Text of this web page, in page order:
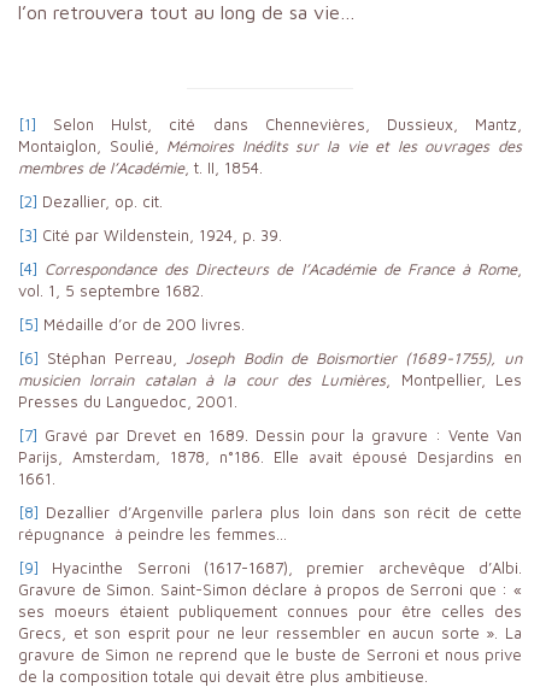
l’on retrouvera tout au long de sa vie…
[1] Selon Hulst, cité dans Chennevières, Dussieux, Mantz,
Montaiglon, Soulié, Mémoires Inédits sur la vie et les ouvrages des
membres de l’Académie, t. II, 1854.
[2] Dezallier, op. cit.
[3] Cité par Wildenstein, 1924, p. 39.
[4] Correspondance des Directeurs de l’Académie de France à Rome,
vol. 1, 5 septembre 1682.
[5] Médaille d’or de 200 livres.
[6] Stéphan Perreau,Joseph Bodin de Boismortier (1689-1755), un
musicien lorrain catalan à la cour des Lumières, Montpellier, Les
Presses du Languedoc, 2001.
[7] Gravé par Drevet en 1689. Dessin pour la gravure : Vente Van
Parijs, Amsterdam, 1878, n°186. Elle avait épousé Desjardins en
1661.
[8] Dezallier d’Argenville parlera plus loin dans son récit de cette
répugnance à peindre les femmes…
[9] Hyacinthe Serroni (1617-1687), premier archevêque d’Albi.
Gravure de Simon. Saint-Simon déclare à propos de Serroni que : «
ses moeurs étaient publiquement connues pour être celles des
Grecs, et son esprit pour ne leur ressembler en aucun sorte ». La
gravure de Simon ne reprend que le buste de Serroni et nous prive
de la composition totale qui devait être plus ambitieuse.